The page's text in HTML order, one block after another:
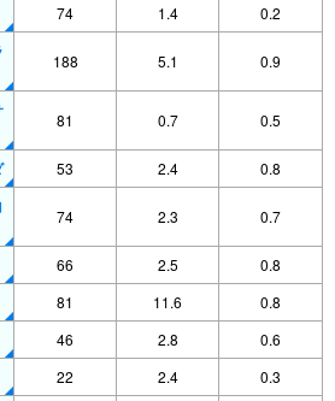
74 1.4 0.2
188 5.1 0.9
81 0.7 0.5
53 2.4 0.8
74 2.3 0.7
66 2.5 0.8
81 11.6 0.8
46 2.8 0.6
22 2.4 0.3